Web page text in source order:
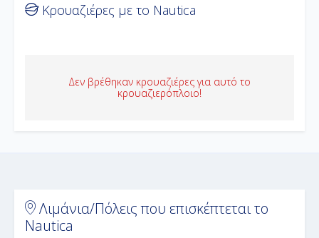
Κρουαζιέρες με το Nautica
Δεν βρέθηκαν κρουαζιέρες για αυτό το
κρουαζιερόπλοιο!
Λιμάνια/Πόλεις που επισκέπτεται το
Nautica